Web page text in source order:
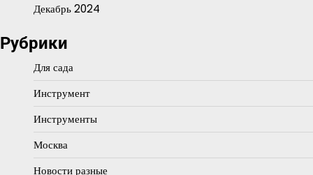
Декабрь 2024
Рубрики
Для сада
Инструмент
Инструменты
Москва
Новости разные